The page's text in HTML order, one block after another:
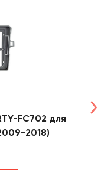
FC702 для
2018)